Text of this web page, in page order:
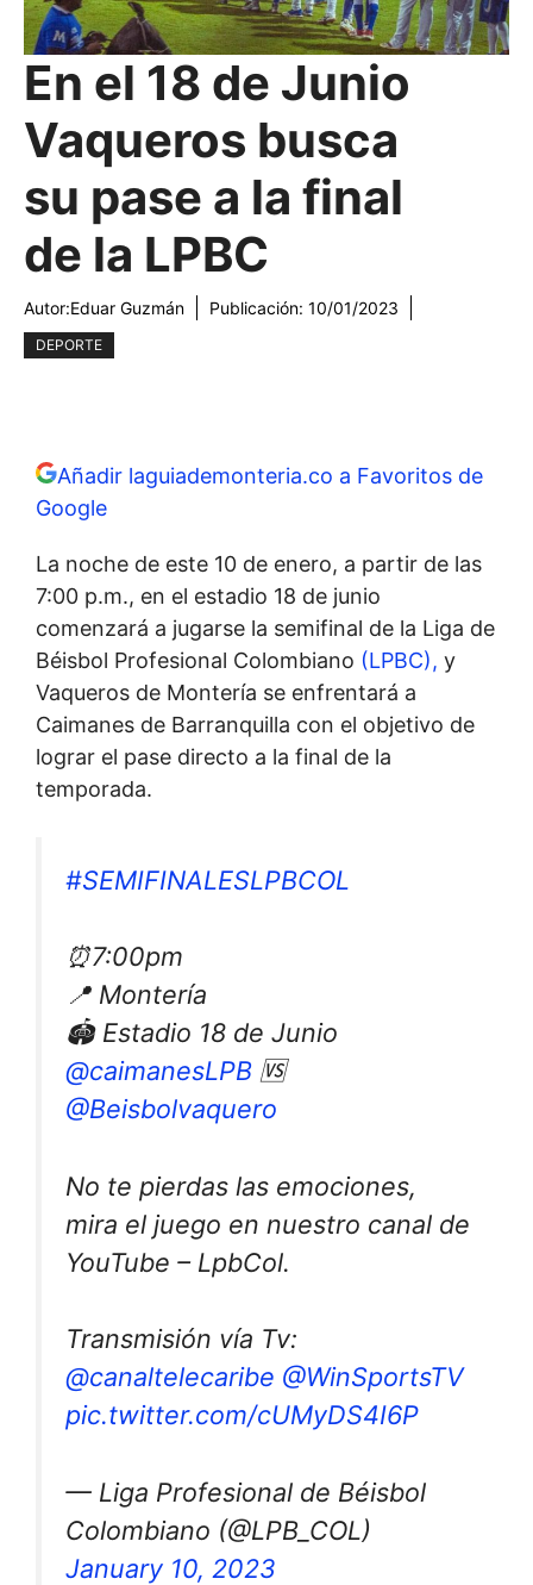
En el 18 de Junio
Vaqueros busca
su pase a la final
de la LPBC
Autor:Eduar Guzmán Publicación: 10/01/2023
DEPORTE
Añadir laguiademonteria.co a Favoritos de
Google
La noche de este 10 de enero, a partir de las
7:00 p.m., en el estadio 18 de junio
comenzará a jugarse la semifinal de la Liga de
Béisbol Profesional Colombiano (LPBC), y
Vaqueros de Montería se enfrentará a
Caimanes de Barranquilla con el objetivo de
lograr el pase directo a la final de la
temporada.
#SEMIFINALESLPBCOL
⏰7:00pm
📍 Montería
🏟️ Estadio 18 de Junio
@caimanesLPB 🆚
@Beisbolvaquero
No te pierdas las emociones,
mira el juego en nuestro canal de
YouTube – LpbCol.
Transmisión vía Tv:
@canaltelecaribe @WinSportsTV
pic.twitter.com/cUMyDS4I6P
— Liga Profesional de Béisbol
Colombiano (@LPB_COL)
January 10, 2023